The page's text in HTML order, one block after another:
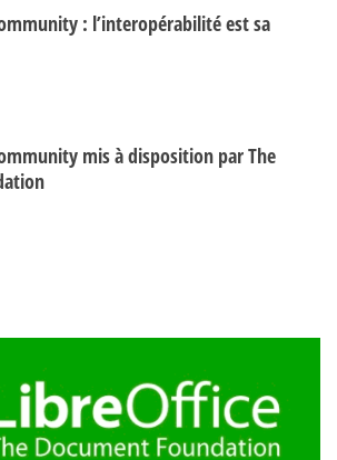
: l’interopérabilité est sa
mis à disposition par The